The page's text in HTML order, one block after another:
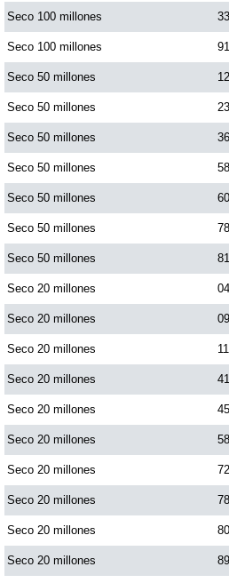
Seco 100 millones
Seco 100 millones
Seco 50 millones
Seco 50 millones
Seco 50 millones
Seco 50 millones
Seco 50 millones
Seco 50 millones
Seco 50 millones
Seco 20 millones
Seco 20 millones
Seco 20 millones
Seco 20 millones
Seco 20 millones
Seco 20 millones
Seco 20 millones
Seco 20 millones
Seco 20 millones
Seco 20 millones